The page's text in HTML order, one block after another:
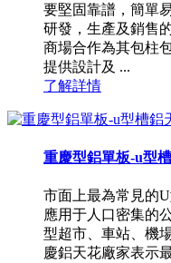
要堅固靠譜，簡單
研發，生產及銷售
商場合作為其包柱
提供設計及 ...
了解詳情
重慶型鋁單板-u型
市面上最為常見的
應用于人口密集的
型超市、車站、機
慶鋁天花廠家表示